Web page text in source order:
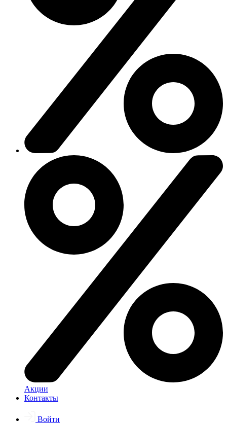
Акции
Контакты
Войти